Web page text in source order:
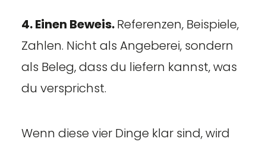
4. Einen Beweis.Referenzen, Beispiele,
Zahlen. Nicht als Angeberei, sondern
als Beleg, dass du liefern kannst, was
du versprichst.
Wenn diese vier Dinge klar sind, wird